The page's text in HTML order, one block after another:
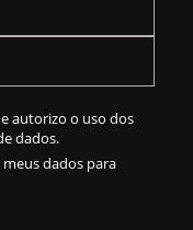
e autorizo o uso dos
dados.
dados para